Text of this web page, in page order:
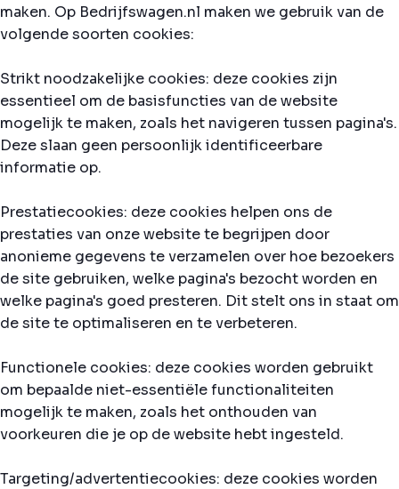
maken. Op Bedrijfswagen.nl maken we gebruik van de
volgende soorten cookies:
Strikt noodzakelijke cookies: deze cookies zijn
essentieel om de basisfuncties van de website
mogelijk te maken, zoals het navigeren tussen pagina's.
Deze slaan geen persoonlijk identificeerbare
informatie op.
Prestatiecookies: deze cookies helpen ons de
prestaties van onze website te begrijpen door
anonieme gegevens te verzamelen over hoe bezoekers
de site gebruiken, welke pagina's bezocht worden en
welke pagina's goed presteren. Dit stelt ons in staat om
de site te optimaliseren en te verbeteren.
Functionele cookies: deze cookies worden gebruikt
om bepaalde niet-essentiële functionaliteiten
mogelijk te maken, zoals het onthouden van
voorkeuren die je op de website hebt ingesteld.
Targeting/advertentiecookies: deze cookies worden